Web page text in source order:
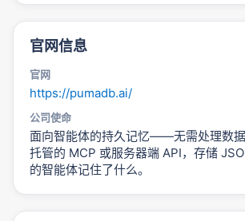
官网信息
官网
https://pumadb.ai/
公司使命
面向智能体的持久记忆——无需处理数
托管的 MCP 或服务器端 API，存储
的智能体记住了什么。